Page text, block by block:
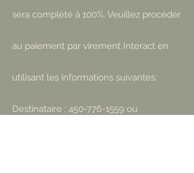
sera complété à 100%. Veuillez procéder
au paiement par virement Interact en
utilisant les informations suivantes:
Destinataire : 450-776-1559 ou